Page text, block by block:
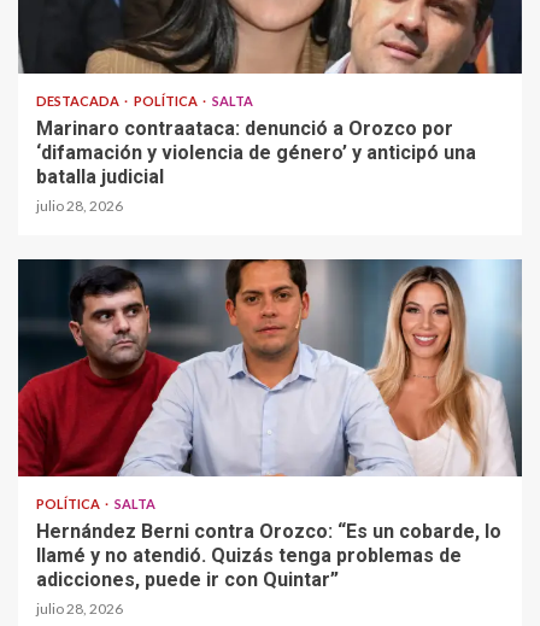
DESTACADA POLÍTICA SALTA
Marinaro contraataca: denunció a Orozco por
‘difamación y violencia de género’ y anticipó una
batalla judicial
julio 28, 2026
POLÍTICA SALTA
Hernández Berni contra Orozco: “Es un cobarde, lo
llamé y no atendió. Quizás tenga problemas de
adicciones, puede ir con Quintar”
julio 28, 2026